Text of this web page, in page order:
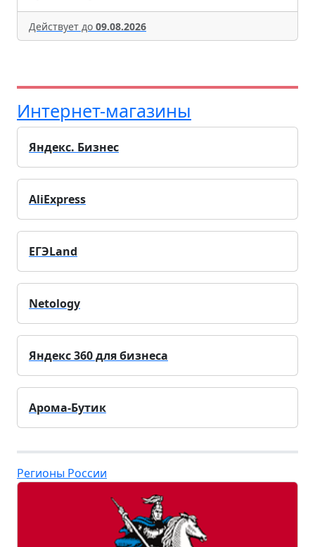
Действует до 09.08.2026
Интернет-магазины
Яндекс. Бизнес
AliExpress
ЕГЭLand
Netology
Яндекс 360 для бизнеса
Арома-Бутик
Регионы России